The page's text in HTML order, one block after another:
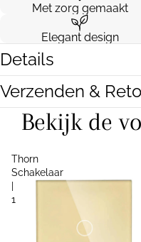
Met zorg gemaakt
Elegant design
Details
Verzenden &
Bekijk de
Thorn
Schakelaar
1